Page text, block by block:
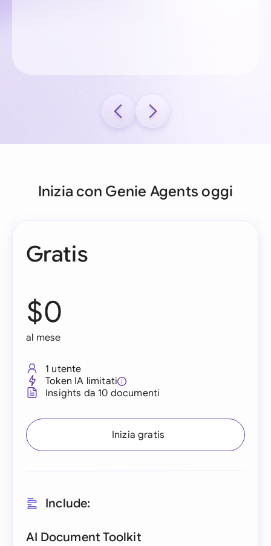
Inizia con Genie Agents oggi
Gratis
$0
al mese
1 utente
Token IA limitati
Insights da 10 documenti
Inizia gratis
Include:
AI Document Toolkit